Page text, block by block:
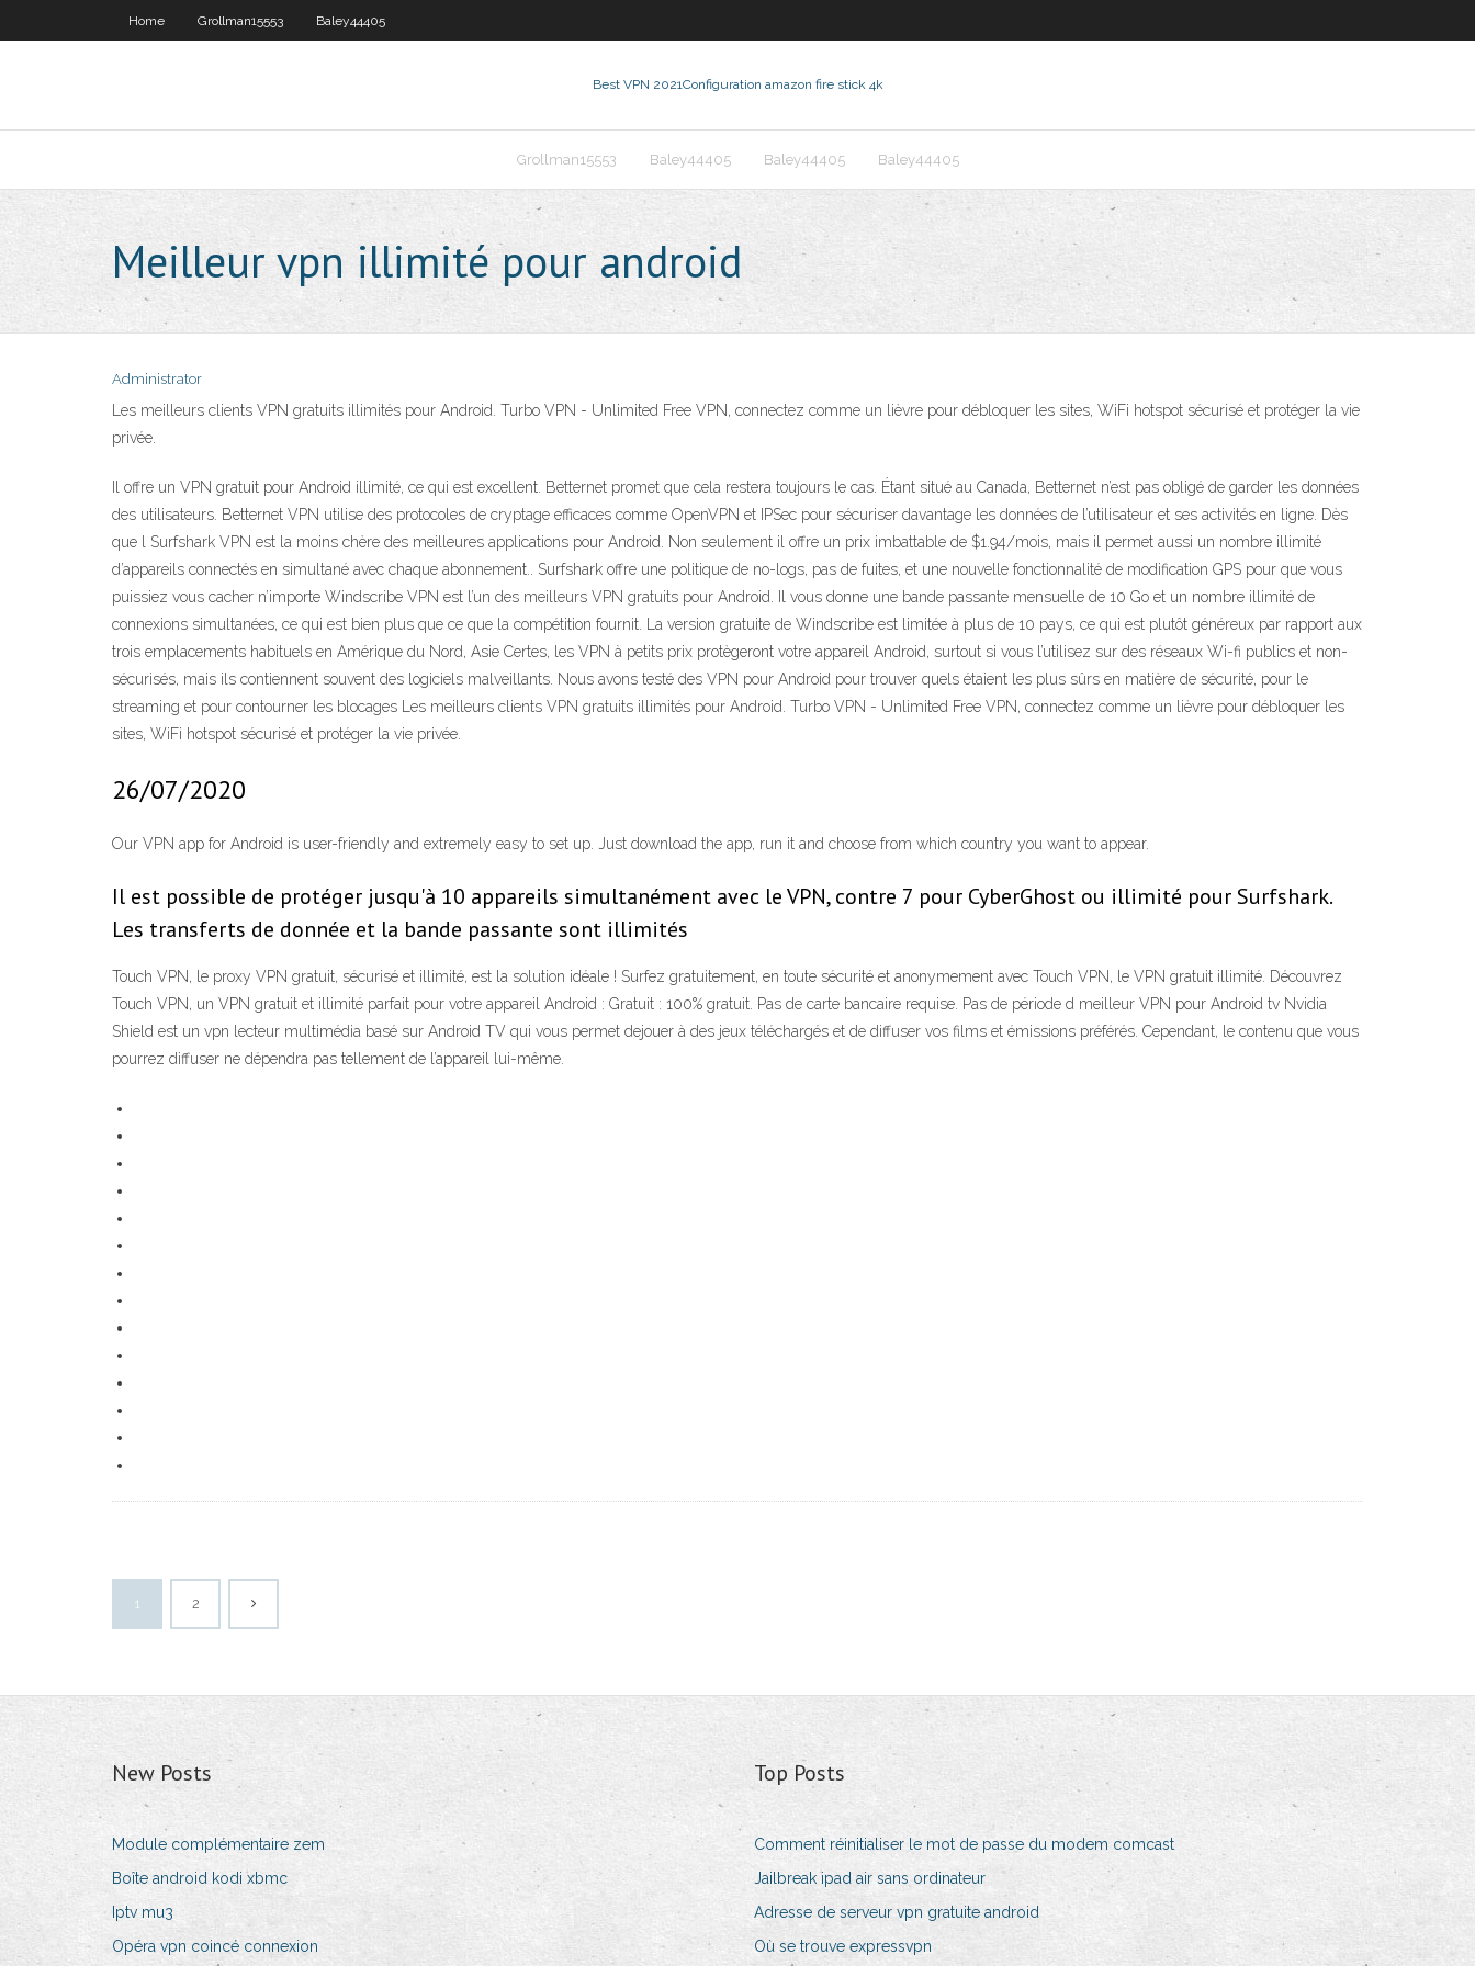
Home Grollman15553 Baley44405
Best VPN 2021Configuration amazon fire stick 4k
Grollman15553 Baley44405 Baley44405 Baley44405
Meilleur vpn illimité pour android
Administrator
Les meilleurs clients VPN gratuits illimités pour Android. Turbo VPN - Unlimited Free VPN, connectez comme un lièvre pour débloquer les sites, WiFi hotspot sécurisé et protéger la vie
privée.
Il offre un VPN gratuit pour Android illimité, ce qui est excellent. Betternet promet que cela restera toujours le cas. Étant situé au Canada, Betternet n’est pas obligé de garder les données
des utilisateurs. Betternet VPN utilise des protocoles de cryptage efficaces comme OpenVPN et IPSec pour sécuriser davantage les données de l’utilisateur et ses activités en ligne. Dès
que l Surfshark VPN est la moins chère des meilleures applications pour Android. Non seulement il offre un prix imbattable de $1.94/mois, mais il permet aussi un nombre illimité
d’appareils connectés en simultané avec chaque abonnement.. Surfshark offre une politique de no-logs, pas de fuites, et une nouvelle fonctionnalité de modification GPS pour que vous
puissiez vous cacher n’importe Windscribe VPN est l’un des meilleurs VPN gratuits pour Android. Il vous donne une bande passante mensuelle de 10 Go et un nombre illimité de
connexions simultanées, ce qui est bien plus que ce que la compétition fournit. La version gratuite de Windscribe est limitée à plus de 10 pays, ce qui est plutôt généreux par rapport aux
trois emplacements habituels en Amérique du Nord, Asie Certes, les VPN à petits prix protègeront votre appareil Android, surtout si vous l’utilisez sur des réseaux Wi-fi publics et non-
sécurisés, mais ils contiennent souvent des logiciels malveillants. Nous avons testé des VPN pour Android pour trouver quels étaient les plus sûrs en matière de sécurité, pour le
streaming et pour contourner les blocages Les meilleurs clients VPN gratuits illimités pour Android. Turbo VPN - Unlimited Free VPN, connectez comme un lièvre pour débloquer les
sites, WiFi hotspot sécurisé et protéger la vie privée.
26/07/2020
Our VPN app for Android is user-friendly and extremely easy to set up. Just download the app, run it and choose from which country you want to appear.
Il est possible de protéger jusqu'à 10 appareils simultanément avec le VPN, contre 7 pour CyberGhost ou illimité pour Surfshark.
Les transferts de donnée et la bande passante sont illimités
Touch VPN, le proxy VPN gratuit, sécurisé et illimité, est la solution idéale ! Surfez gratuitement, en toute sécurité et anonymement avec Touch VPN, le VPN gratuit illimité. Découvrez
Touch VPN, un VPN gratuit et illimité parfait pour votre appareil Android : Gratuit : 100% gratuit. Pas de carte bancaire requise. Pas de période d meilleur VPN pour Android tv Nvidia
Shield est un vpn lecteur multimédia basé sur Android TV qui vous permet dejouer à des jeux téléchargés et de diffuser vos films et émissions préférés. Cependant, le contenu que vous
pourrez diffuser ne dépendra pas tellement de l’appareil lui-même.
1 2
New Posts
Module complémentaire zem
Boîte android kodi xbmc
Iptv mu3
Opéra vpn coincé connexion
Top Posts
Comment réinitialiser le mot de passe du modem comcast
Jailbreak ipad air sans ordinateur
Adresse de serveur vpn gratuite android
Où se trouve expressvpn